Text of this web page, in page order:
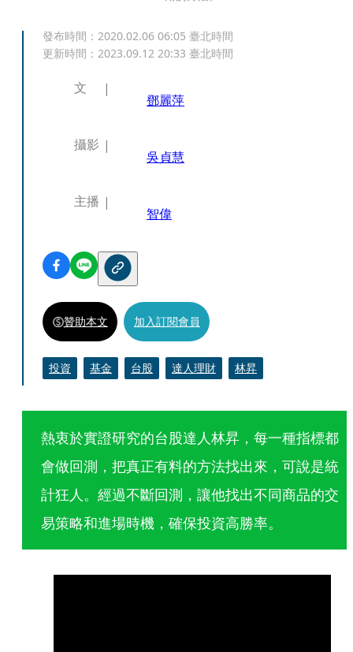
發布時間： 2020.02.06 06:05 臺北時間
更新時間： 2023.09.12 20:33 臺北時間
文
鄧麗萍
攝影
吳貞慧
主播
智偉
贊助本文 加入訂閱會員
投資 基金 台股 達人理財 林昇
熱衷於實證研究的台股達人林昇，每一種指標都
會做回測，把真正有料的方法找出來，可說是統
計狂人。經過不斷回測，讓他找出不同商品的交
易策略和進場時機，確保投資高勝率。